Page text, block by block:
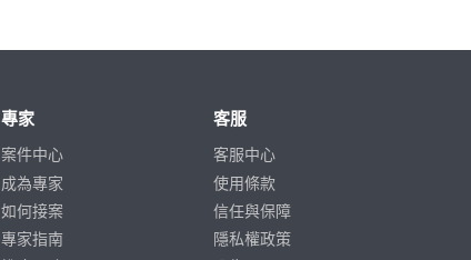
專家
案件中心
成為專家
如何接案
專家指南
客服
客服中心
使用條款
信任與保障
隱私權政策